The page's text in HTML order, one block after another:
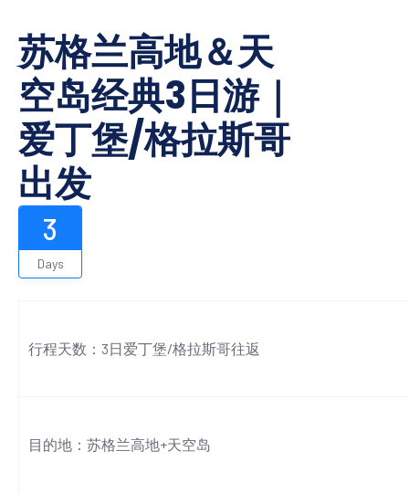
苏格兰高地＆天
空岛经典3日游｜
爱丁堡/格拉斯哥
出发
3
Days
行程天数：3日爱丁堡/格拉斯哥往返
目的地：苏格兰高地+天空岛